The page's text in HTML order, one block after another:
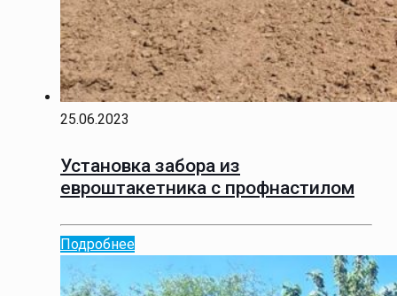
25.06.2023
Установка забора из
евроштакетника с профнастилом
Подробнее